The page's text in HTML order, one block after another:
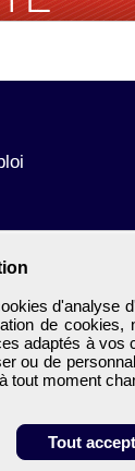
d'analyse
de cookies,
adaptés à vos
ou de
tout moment
Tout